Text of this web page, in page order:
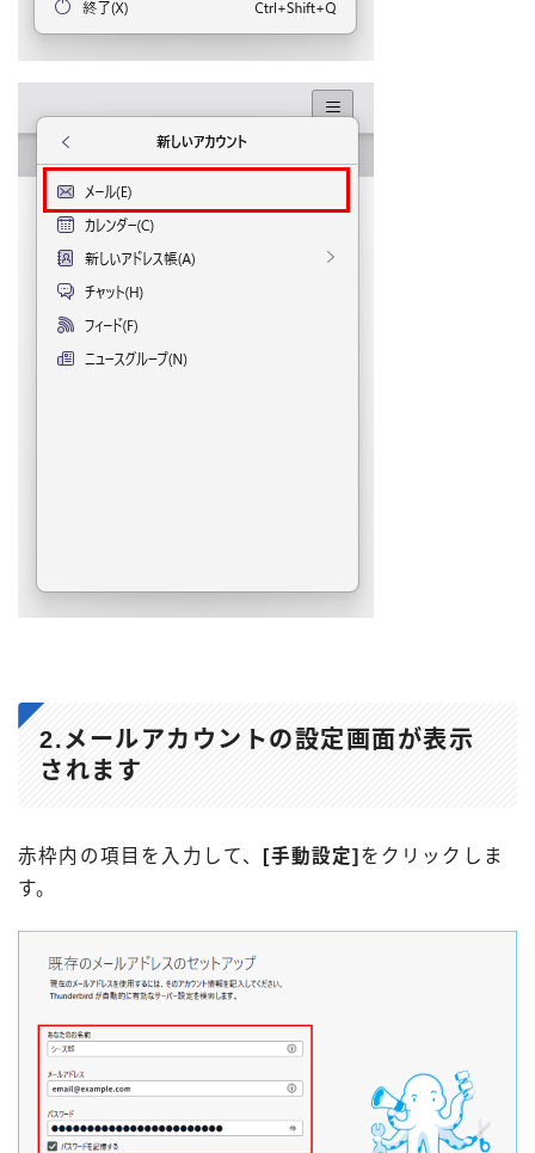
2.メールアカウントの設定画面が表示
されます
赤枠内の項目を入力して、 [手動設定] をクリックしま
す。